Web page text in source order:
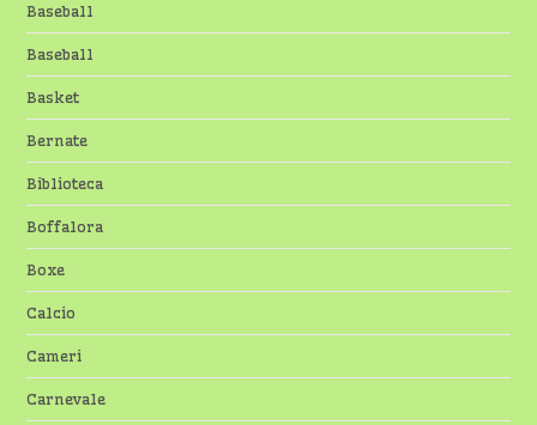
Baseball
Baseball
Basket
Bernate
Biblioteca
Boffalora
Boxe
Calcio
Cameri
Carnevale